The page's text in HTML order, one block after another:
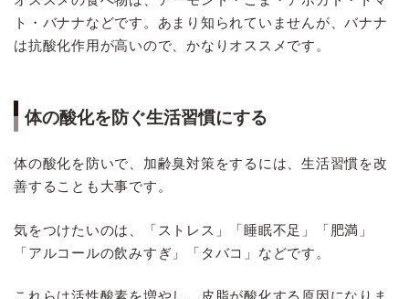
ト・バナナなどです。あまり知られていませんが、バナナ
は抗酸化作用が高いので、かなりオススメです。
体の酸化を防ぐ生活習慣にする
体の酸化を防いで、加齢臭対策をするには、生活習慣を改
善することも大事です。
気をつけたいのは、「ストレス」「睡眠不足」「肥満」
「アルコールの飲みすぎ」「タバコ」などです。